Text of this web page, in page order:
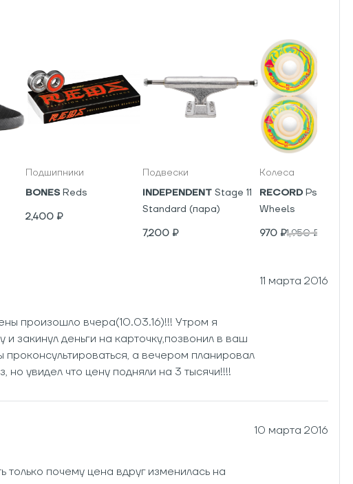
Подшипники
BONES Reds
2,400 ₽
Подвески
INDEPENDENT Stage 11
Standard (пара)
7,200 ₽
Колеса
RECORD Psyho V5
Wheels
970 ₽1,950₽
11 марта 2016
произошло вчера(10.03.16)!!! Утром я
и закинул деньги на карточку,позвонил в ваш
проконсультироваться, а вечером планировал
но увидел что цену подняли на 3 тысячи!!!!
10 марта 2016
только почему цена вдруг изменилась на